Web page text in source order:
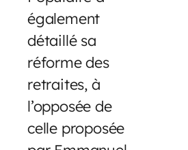
également
détaillé sa
réforme des
retraites, à
l’opposée de
celle proposée